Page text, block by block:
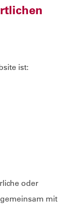
ist:
oder
mit